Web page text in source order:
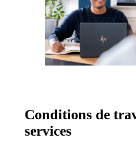
Conditions de
services